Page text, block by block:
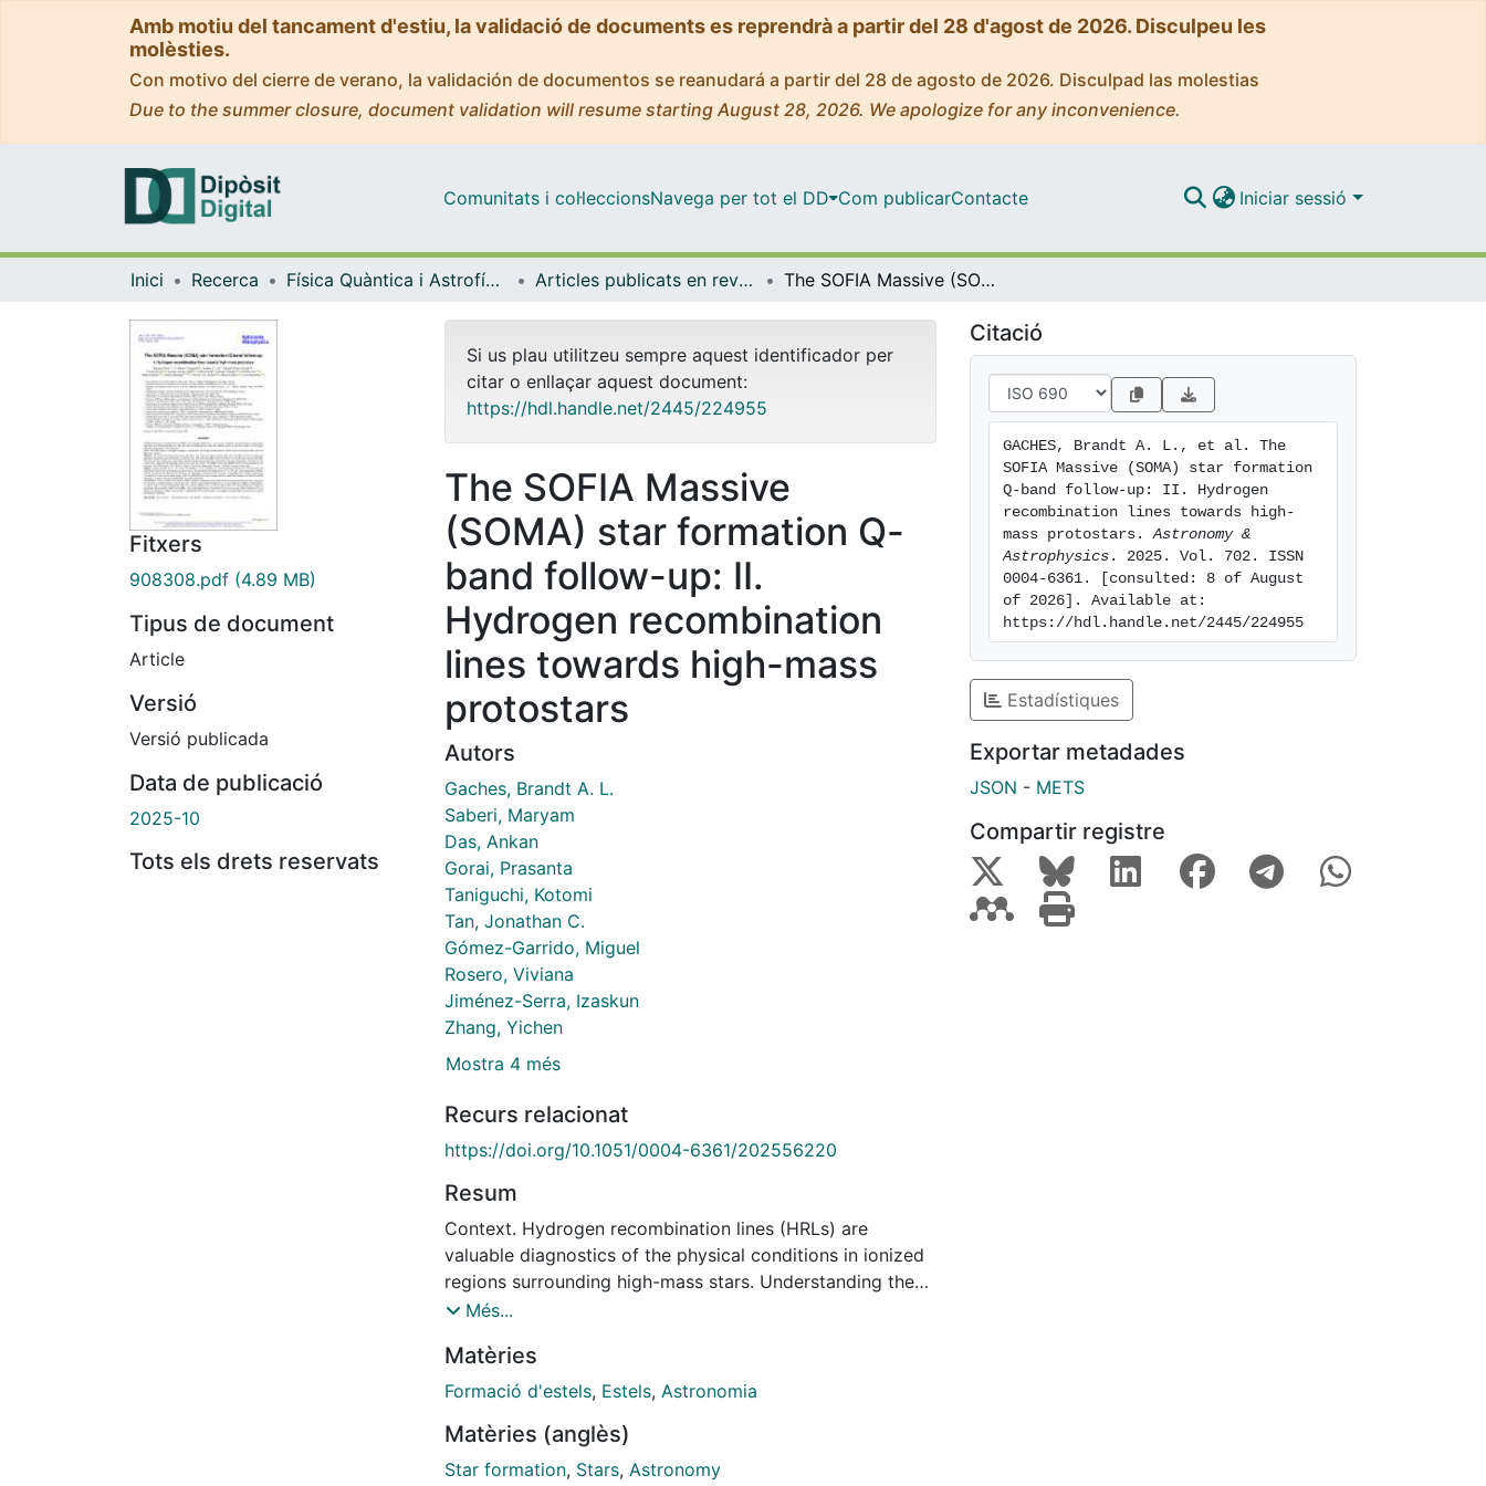
Amb motiu del tancament d'estiu, la validació de documents es reprendrà a partir del 28 d'agost de 2026. Disculpeu les
molèsties.
Con motivo del cierre de verano, la validación de documentos se reanudará a partir del 28 de agosto de 2026. Disculpad las molestias
Due to the summer closure, document validation will resume starting August 28, 2026. We apologize for any inconvenience.
Comunitats i col·leccionsNavega per tot el DD Com publicarContacte Iniciar sessió
Inici Recerca Física Quàntica i Astrofísica Articles publicats en revistes (Física Quàntica i Astrofísica) The SOFIA Massive (SOMA) star formation Q-band follow-up: II. Hydrogen recombination lines towards high-mass protostars
Fitxers
908308.pdf (4.89 MB)
Tipus de document
Article
Versió
Versió publicada
Data de publicació
2025-10
Tots els drets reservats
Si us plau utilitzeu sempre aquest identificador per
citar o enllaçar aquest document:
https://hdl.handle.net/2445/224955
The SOFIA Massive
(SOMA) star formation Q-
band follow-up: II.
Hydrogen recombination
lines towards high-mass
protostars
Autors
Gaches, Brandt A. L.
Saberi, Maryam
Das, Ankan
Gorai, Prasanta
Taniguchi, Kotomi
Tan, Jonathan C.
Gómez-Garrido, Miguel
Rosero, Viviana
Jiménez-Serra, Izaskun
Zhang, Yichen
Mostra 4 més
Recurs relacionat
https://doi.org/10.1051/0004-6361/202556220
Resum
Context. Hydrogen recombination lines (HRLs) are
valuable diagnostics of the physical conditions in ionized
regions surrounding high-mass stars. Understanding these
lines, including broadening mechanisms and intensity
temperatures, and kinematics. Aims. This study aims to
investigate the physical properties of ionized gas around
the Q band. Methods. We carried out observations using
the Yebes 40m radio telescope in the Q band (30.5─50
Més...
Matèries
Formació d'estels, Estels, Astronomia
Matèries (anglès)
Star formation, Stars, Astronomy
Citació
GACHES, Brandt A. L., et al. The
SOFIA Massive (SOMA) star formation
Q-band follow-up: II. Hydrogen
recombination lines towards high-
mass protostars. Astronomy &
Astrophysics . 2025. Vol. 702. ISSN
0004-6361. [consulted: 8 of August
of 2026]. Available at:
https://hdl.handle.net/2445/224955
Estadístiques
Exportar metadades
JSON - METS
Compartir registre